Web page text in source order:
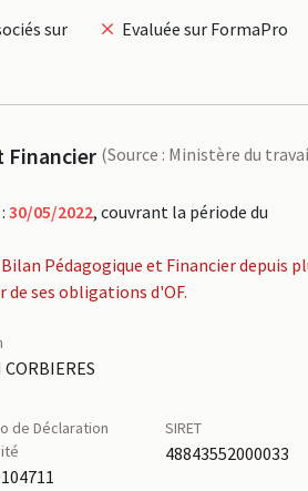
sur
Evaluée sur FormaPro
Financier (Source : Ministère du
30/05/2022, couvrant la période du
Pédagogique et Financier depuis
de ses obligations d'OF.
de Déclaration
SIRET
48843552000033